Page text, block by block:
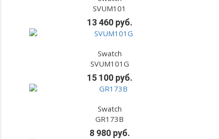
SVUM101
13 460 руб.
Swatch
SVUM101G
15 100 руб.
Swatch
GR173B
8 980 руб.